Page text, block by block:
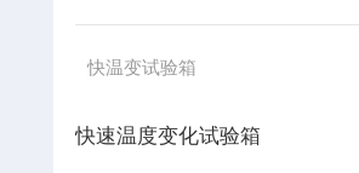
快温变试验箱
快速温度变化试验箱